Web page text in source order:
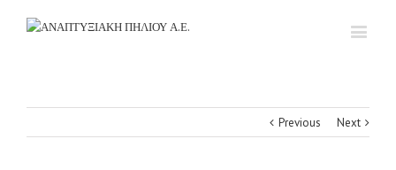
Previous Next